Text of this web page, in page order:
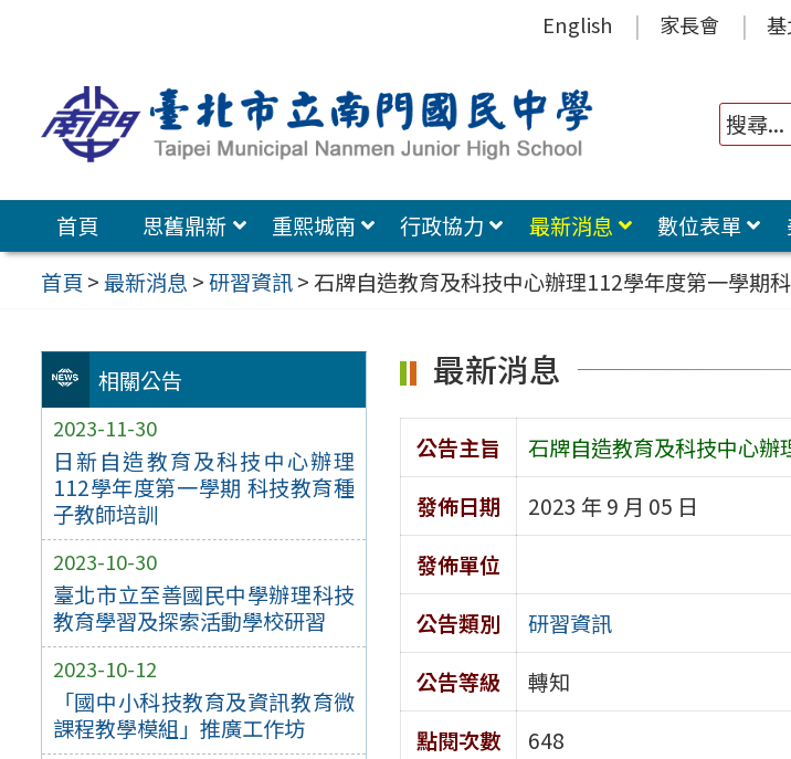
容
區
English 家長會
首頁 思舊鼎新 重熙城南 行政協力 最新消息 數位表單
首頁 >最新消息 >研習資訊>石牌自造教育及科技中心辦理112學年度第一學期
相關公告
2023-11-30
日新自造教育及科技中心辦理
112學年度第一學期 科技教育種
子教師培訓
2023-10-30
臺北市立至善國民中學辦理科技
教育學習及探索活動學校研習
2023-10-12
「國中小科技教育及資訊教育微
課程教學模組」推廣工作坊
最新消息
公告主旨
石牌自造教育及科技中心
發佈日期
2023 年 9 月 05 日
發佈單位
公告類別
研習資訊
公告等級
轉知
點閱次數
648